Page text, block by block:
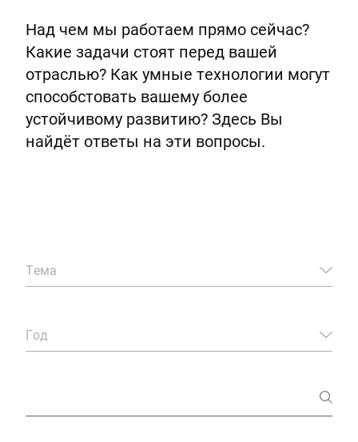
Услуги
Компания
Африка
Глобальный веб -сайт
Над чем мы работаем прямо сейчас?
Какие задачи стоят перед вашей
отраслью? Как умные технологии могут
способстовать вашему более
устойчивому развитию? Здесь Вы
найдёт ответы на эти вопросы.
Тема
Год